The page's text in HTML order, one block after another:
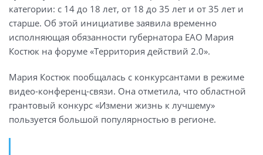
категории: с 14 до 18 лет, от 18 до 35 лет и от 35 лет и
старше. Об этой инициативе заявила временно
исполняющая обязанности губернатора ЕАО Мария
Костюк на форуме «Территория действий 2.0».
Мария Костюк пообщалась с конкурсантами в режиме
видео-конференц-связи. Она отметила, что областной
грантовый конкурс «Измени жизнь к лучшему»
пользуется большой популярностью в регионе.